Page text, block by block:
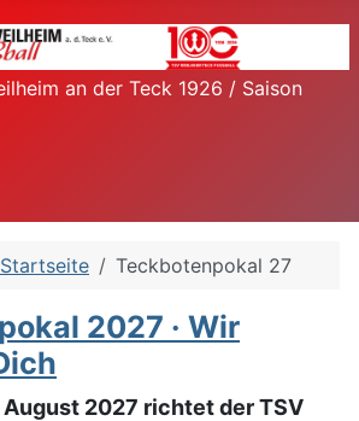
an der Teck 1926 / Saison
Startseite Teckbotenpokal 27
2027 · Wir
August 2027 richtet der TSV